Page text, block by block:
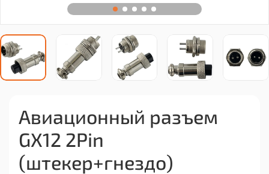
Авиационный разъем
GX12 2Pin
(штекер+гнездо)